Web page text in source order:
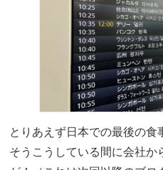
とりあえず日本での最後の食
そうこうしている間に会社